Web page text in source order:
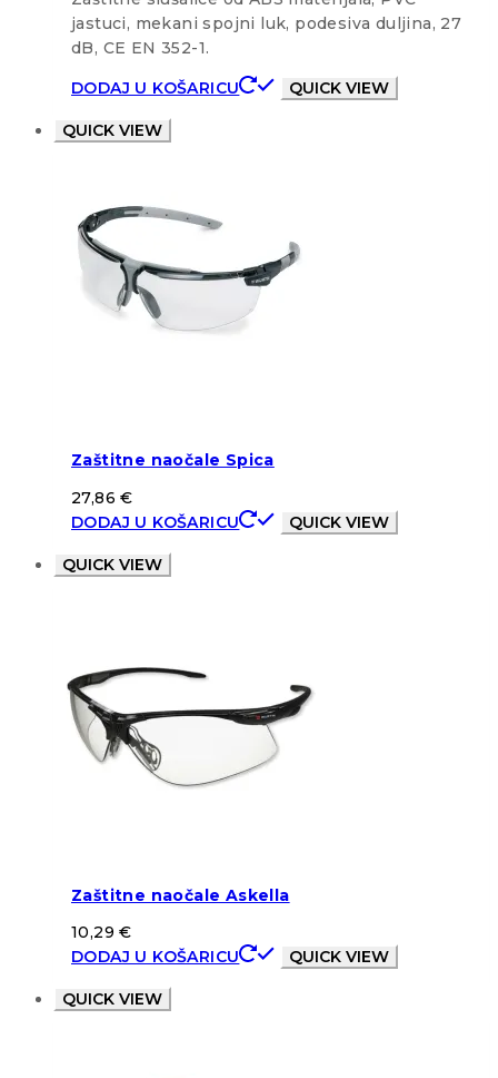
jastuci, mekani spojni luk, podesiva duljina, 27
dB, CE EN 352-1.
DODAJ U KOŠARICU
QUICK VIEW
QUICK VIEW
Zaštitne naočale Spica
27,86€
DODAJ U KOŠARICU
QUICK VIEW
QUICK VIEW
Zaštitne naočale Askella
10,29€
DODAJ U KOŠARICU
QUICK VIEW
QUICK VIEW